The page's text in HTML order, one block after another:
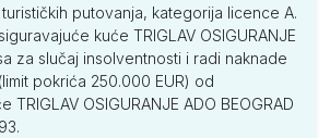
putovanja, kategorija licence A.
kuće TRIGLAV OSIGURANJE
za slučaj insolventnosti i radi naknade
pokrića 250.000 EUR) od
TRIGLAV OSIGURANJE ADO BEOGRAD